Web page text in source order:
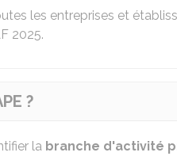
les entreprises et
2025.
?
la branche d'activité